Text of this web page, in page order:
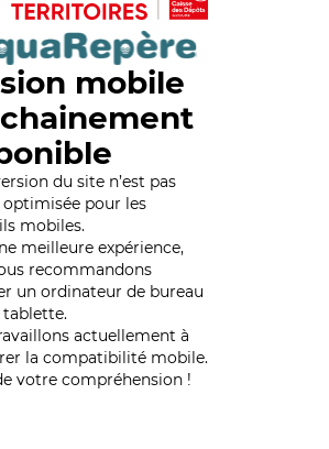
mobile
du site n’est pas
optimisée pour les
mobiles.
meilleure expérience,
recommandons
un ordinateur de bureau
tablette.
actuellement à
la compatibilité mobile.
votre compréhension !